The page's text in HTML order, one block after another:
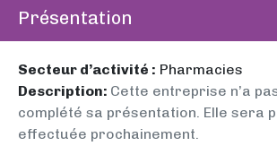
Présentation
Secteur d’activité : Pharmacies
Description: Cette entreprise n’a
complété sa présentation. Elle sera
effectuée prochainement.